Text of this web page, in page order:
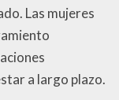
Las mujeres
a largo plazo.